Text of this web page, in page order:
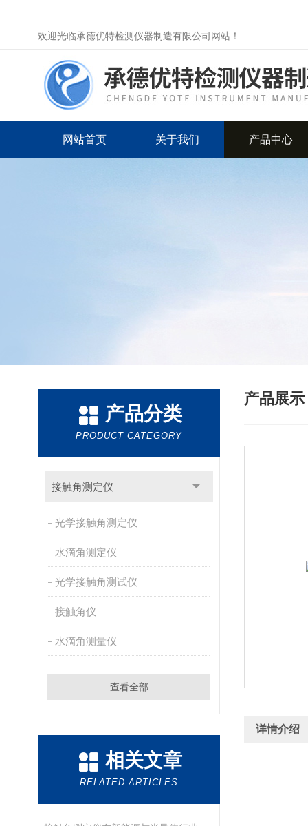
欢迎光临承德优特检测仪器制造有限公司网站！
网站首页 关于我们 产品中心
产品分类
PRODUCT CATEGORY
接触角测定仪
光学接触角测定仪
水滴角测定仪
光学接触角测试仪
接触角仪
水滴角测量仪
查看全部
相关文章
RELATED ARTICLES
产品展示
详情介绍